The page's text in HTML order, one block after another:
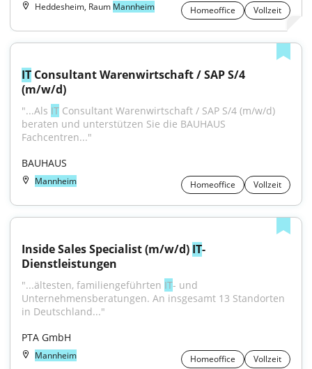
Heddesheim, Raum Mannheim Homeoffice Vollzeit
IT Consultant Warenwirtschaft / SAP S/4
(m/w/d)
"...Als IT Consultant Warenwirtschaft / SAP S/4 (m/w/d)
beraten und unterstützen Sie die BAUHAUS
Fachcentren..."
BAUHAUS
Mannheim Homeoffice Vollzeit
Inside Sales Specialist (m/w/d) IT-
Dienstleistungen
"...ältesten, familiengeführten IT- und
Unternehmensberatungen. An insgesamt 13 Standorten
in Deutschland..."
PTA GmbH
Mannheim Homeoffice Vollzeit